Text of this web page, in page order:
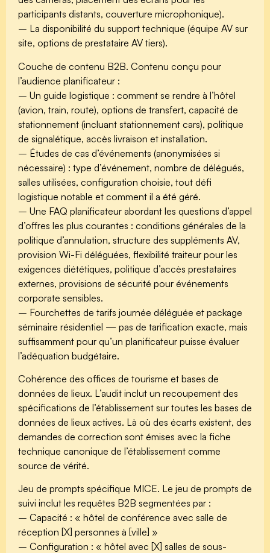
participants distants, couverture microphonique).
– La disponibilité du support technique (équipe AV sur
site, options de prestataire AV tiers).
Couche de contenu B2B. Contenu conçu pour
l’audience planificateur :
– Un guide logistique : comment se rendre à l’hôtel
(avion, train, route), options de transfert, capacité de
stationnement (incluant stationnement cars), politique
de signalétique, accès livraison et installation.
– Études de cas d’événements (anonymisées si
nécessaire) : type d’événement, nombre de délégués,
salles utilisées, configuration choisie, tout défi
logistique notable et comment il a été géré.
– Une FAQ planificateur abordant les questions d’appel
d’offres les plus courantes : conditions générales de la
politique d’annulation, structure des suppléments AV,
provision Wi-Fi déléguées, flexibilité traiteur pour les
exigences diététiques, politique d’accès prestataires
externes, provisions de sécurité pour événements
corporate sensibles.
– Fourchettes de tarifs journée déléguée et package
séminaire résidentiel — pas de tarification exacte, mais
suffisamment pour qu’un planificateur puisse évaluer
l’adéquation budgétaire.
Cohérence des offices de tourisme et bases de
données de lieux. L’audit inclut un recoupement des
spécifications de l’établissement sur toutes les bases de
données de lieux actives. Là où des écarts existent, des
demandes de correction sont émises avec la fiche
technique canonique de l’établissement comme
source de vérité.
Jeu de prompts spécifique MICE. Le jeu de prompts de
suivi inclut les requêtes B2B segmentées par :
– Capacité : « hôtel de conférence avec salle de
réception [X] personnes à [ville] »
– Configuration : « hôtel avec [X] salles de sous-